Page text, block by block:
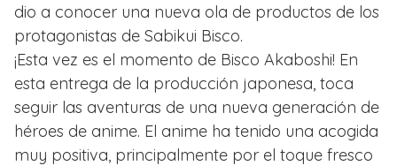
dio a conocer una nueva ola de productos de los
protagonistas de Sabikui Bisco.
¡Esta vez es el momento de Bisco Akaboshi! En
esta entrega de la producción japonesa, toca
seguir las aventuras de una nueva generación de
héroes de anime. El anime ha tenido una acogida
muy positiva, principalmente por el toque fresco